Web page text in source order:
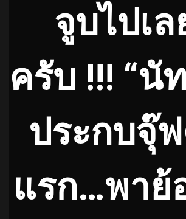
จูบไปเ
ครับ !!! “นั
ประกบจุ๊
แรก…พาย้